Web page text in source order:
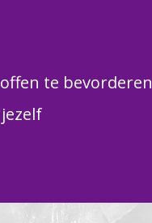
te bevorderen